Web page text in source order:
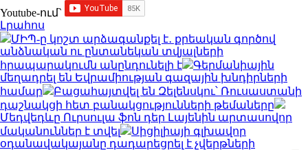
Youtube-ում`
Լրահոս
ՄԻՊ-ը կոշտ արձագանքել է․ քրեական գործով
անձնական ու ընտանեկան տվյալների
հրապարակումն անընդունելի է
Գերմանիային
մեղադրել են Եվրամիության գազային խնդիրների
համար
Բացահայտվել են Զելենսկու՝ Ռուսաստանի
դաշնակցի հետ բանակցությունների թեմաները
Մեդվեդևը Ուրսուլա ֆոն դեր Լայենին արտասովոր
մականուններ է տվել
Սիցիլիայի գլխավոր
օդանավակայանը դադարեցրել է չվերթների